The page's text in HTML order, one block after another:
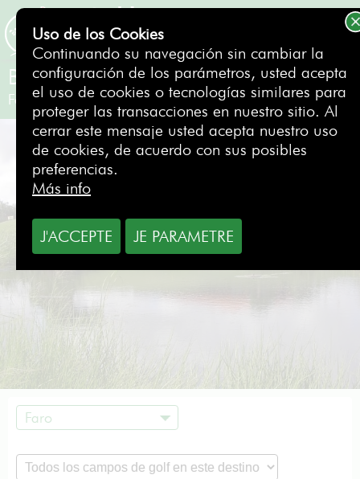
RESERVAR
Balaia Golf Club
Faro- Portugal
Faro
Uso de los Cookies
Continuando su navegación sin cambiar la
configuración de los parámetros, usted acepta
el uso de cookies o tecnologías similares para
proteger las transacciones en nuestro sitio. Al
cerrar este mensaje usted acepta nuestro uso
de cookies, de acuerdo con sus posibles
preferencias.
Más info
J'ACCEPTE JE PARAMETRE